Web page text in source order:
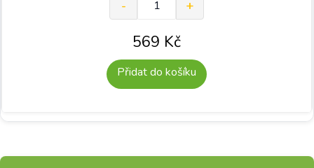
569 Kč
Přidat do košíku